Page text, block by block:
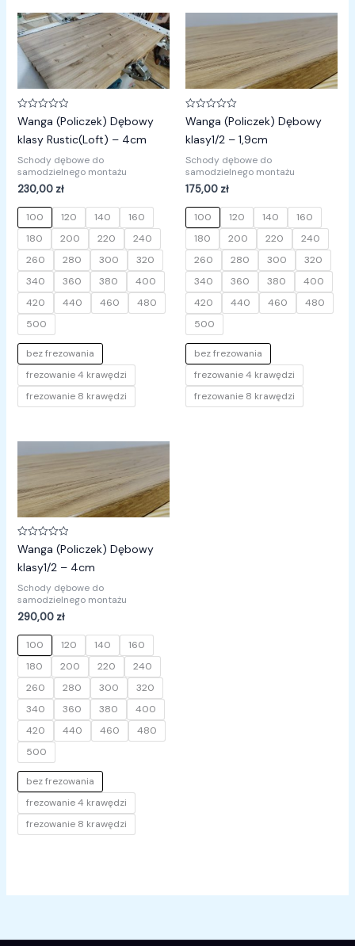
Oceniono
0
na
5
Wanga (Policzek) Dębowy
klasy Rustic(Loft) – 4cm
Schody dębowe do
samodzielnego montażu
230,00 zł
100 120 140
160
180
200 220
240
260
280 300
320
340
360 380
400
420
440 460
480
500
bez frezowania
frezowanie 4 krawędzi
frezowanie 8 krawędzi
Oceniono
0
na
5
Wanga (Policzek) Dębowy
klasy1/2 – 1,9cm
Schody dębowe do
samodzielnego montażu
175,00 zł
100 120 140
160
180
200 220
240
260
280 300
320
340
360 380
400
420
440 460
480
500
bez frezowania
frezowanie 4 krawędzi
frezowanie 8 krawędzi
Oceniono
0
na
5
Wanga (Policzek) Dębowy
klasy1/2 – 4cm
Schody dębowe do
samodzielnego montażu
290,00 zł
100 120 140
160
180
200 220
240
260
280 300
320
340
360 380
400
420
440 460
480
500
bez frezowania
frezowanie 4 krawędzi
frezowanie 8 krawędzi